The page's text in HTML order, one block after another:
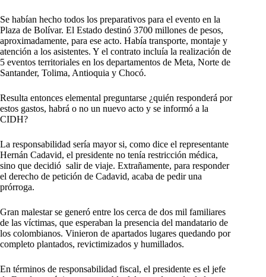
Se habían hecho todos los preparativos para el evento en la
Plaza de Bolívar. El Estado destinó 3700 millones de pesos,
aproximadamente, para ese acto. Había transporte, montaje y
atención a los asistentes. Y el contrato incluía la realización de
5 eventos territoriales en los departamentos de Meta, Norte de
Santander, Tolima, Antioquia y Chocó.
Resulta entonces elemental preguntarse ¿quién responderá por
estos gastos, habrá o no un nuevo acto y se informó a la
CIDH?
La responsabilidad sería mayor si, como dice el representante
Hernán Cadavid, el presidente no tenía restricción médica,
sino que decidió salir de viaje. Extrañamente, para responder
el derecho de petición de Cadavid, acaba de pedir una
prórroga.
Gran malestar se generó entre los cerca de dos mil familiares
de las víctimas, que esperaban la presencia del mandatario de
los colombianos. Vinieron de apartados lugares quedando por
completo plantados, revictimizados y humillados.
En términos de responsabilidad fiscal, el presidente es el jefe